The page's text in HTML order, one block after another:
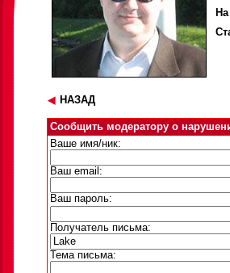
НАЗАД
Сообщить модератору о
Ваше имя/ник:
Ваш email:
Ваш пароль:
Получатель письма:
Тема письма: